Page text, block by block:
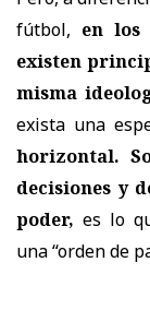
fútbol, en los
existen
misma
exista una
horizontal.
decisiones y
poder, es lo
una “orden de